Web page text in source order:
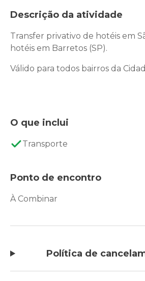
Descrição da atividade
Transfer privativo de hotéis em
hotéis em Barretos (SP).
Válido para todos bairros da
O que inclui
Transporte
Ponto de encontro
À Combinar
Política de